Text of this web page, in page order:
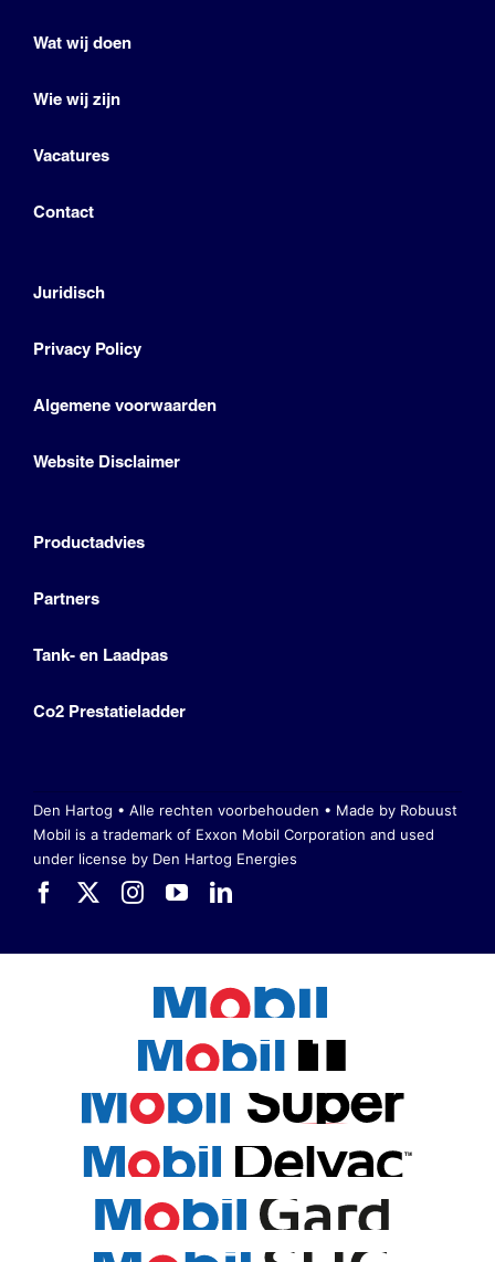
Wat wij doen
Wie wij zijn
Vacatures
Contact
Juridisch
Privacy Policy
Algemene voorwaarden
Website Disclaimer
Productadvies
Partners
Tank- en Laadpas
Co2 Prestatieladder
Den Hartog • Alle rechten voorbehouden • Made by Robuust
Mobil is a trademark of Exxon Mobil Corporation and used
under license by Den Hartog Energies